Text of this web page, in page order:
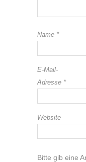
Name *
E-Mail-
Adresse *
Website
Bitte gib eine